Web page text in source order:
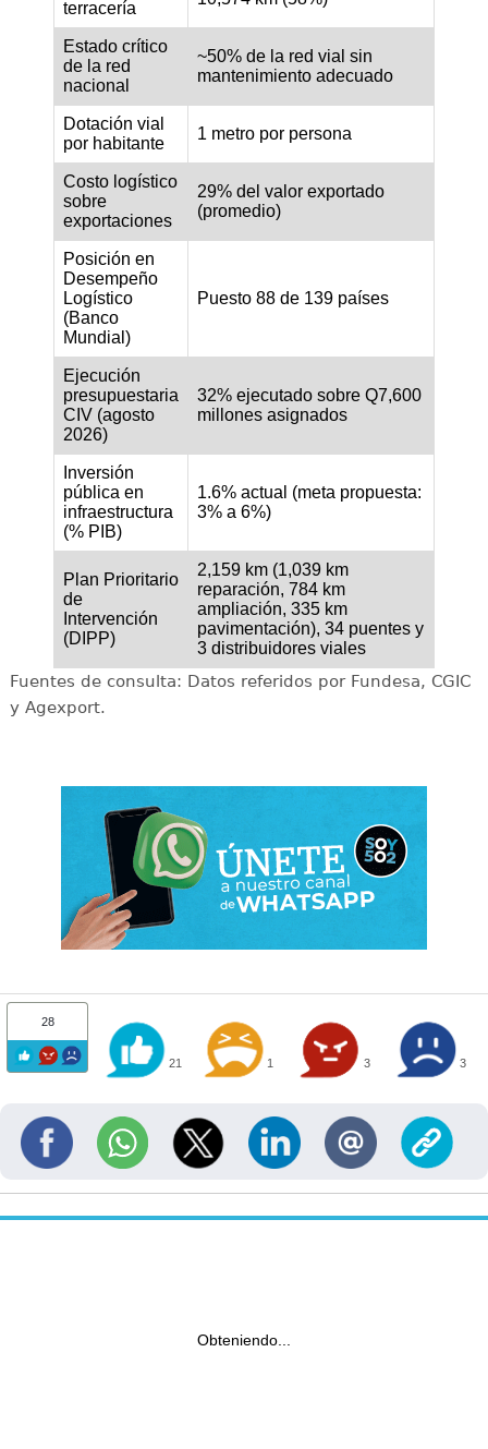
terracería
Estado crítico
de la red
nacional
~50% de la red vial sin
mantenimiento adecuado
Dotación vial
por habitante
1 metro por persona
Costo logístico
sobre
exportaciones
29% del valor exportado
(promedio)
Posición en
Desempeño
Logístico
(Banco
Mundial)
Puesto 88 de 139 países
Ejecución
presupuestaria
CIV (agosto
2026)
32% ejecutado sobre Q7,600
millones asignados
Inversión
pública en
infraestructura
(% PIB)
1.6% actual (meta propuesta:
3% a 6%)
Plan Prioritario
de
Intervención
(DIPP)
2,159 km (1,039 km
reparación, 784 km
ampliación, 335 km
pavimentación), 34 puentes y
3 distribuidores viales
Fuentes de consulta: Datos referidos por Fundesa, CGIC
y Agexport.
28
21 1 3 3
Obteniendo...